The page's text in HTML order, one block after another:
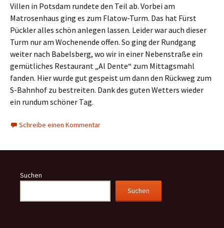
Villen in Potsdam rundete den Teil ab. Vorbei am
Matrosenhaus ging es zum Flatow-Turm. Das hat Fürst
Pückler alles schön anlegen lassen. Leider war auch dieser
Turm nur am Wochenende offen. So ging der Rundgang
weiter nach Babelsberg, wo wir in einer Nebenstraße ein
gemütliches Restaurant „Al Dente“ zum Mittagsmahl
fanden. Hier wurde gut gespeist um dann den Rückweg zum
S-Bahnhof zu bestreiten. Dank des guten Wetters wieder
ein rundum schöner Tag.
Schreibe einen Kommentar
Suchen
Suchen